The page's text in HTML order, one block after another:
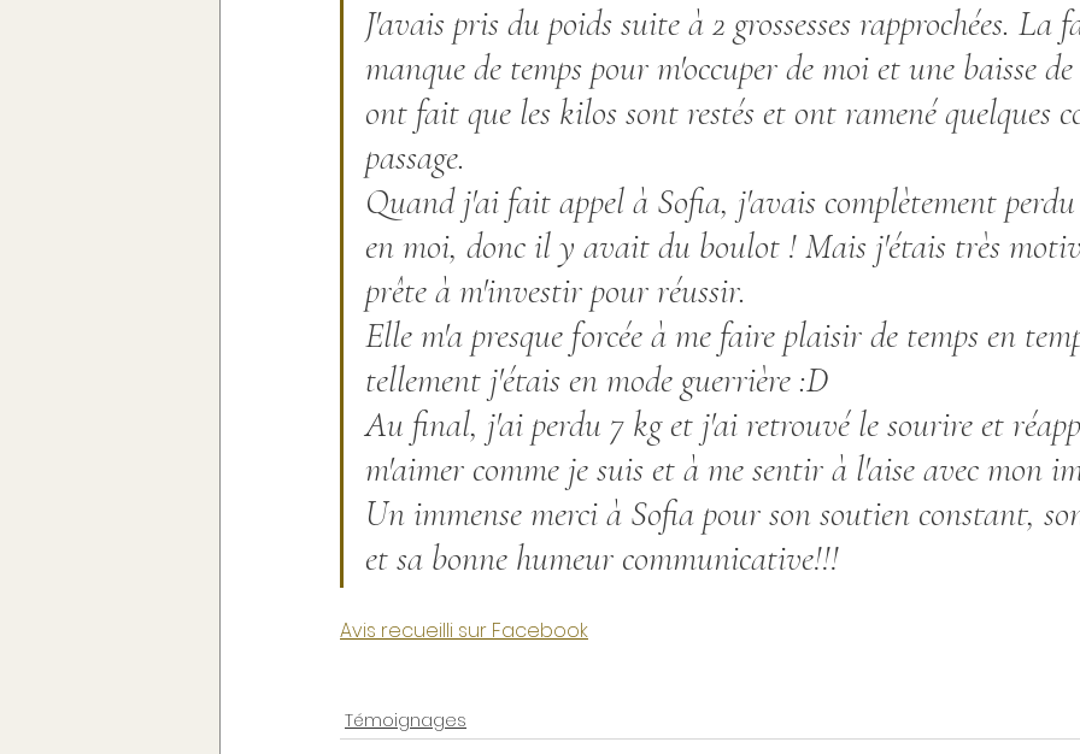
Citron [Déc - Mai] Kiwi [Nov - Mai] Pomme [Oct - Mai ] Artichaut
Asperge [Mar - Juin]
Tomate [Avr - Aoû] Abricot [Mai - Aoû] Cerise [Mai - Juil] Rhubarbe
Aubergine [Mai - Sept]
J'avais pris du poids suite à 2 grossesses rapprochées. La
manque de temps pour m'occuper de moi et une baisse
ont fait que les kilos sont restés et ont ramené quelques
passage.
Quand j'ai fait appel à Sofia, j'avais complètement
en moi, donc il y avait du boulot ! Mais j'étais très
prête à m'investir pour réussir.
Elle m'a presque forcée à me faire plaisir de temps en
tellement j'étais en mode guerrière :D
Au final, j'ai perdu 7 kg et j'ai retrouvé le sourire et
m'aimer comme je suis et à me sentir à l'aise avec mon
Un immense merci à Sofia pour son soutien constant,
et sa bonne humeur communicative!!!
Avis recueilli sur Facebook
Témoignages